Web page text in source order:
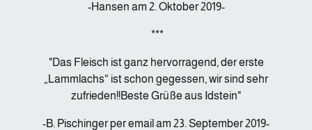
-Hansen am 2. Oktober 2019-
***
"Das Fleisch ist ganz hervorragend, der erste
„Lammlachs“ ist schon gegessen, wir sind sehr
zufrieden!!Beste Grüße aus Idstein"
-B. Pischinger per email am 23. September 2019-